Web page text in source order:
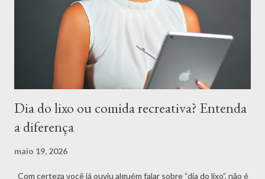
Sentir fome é normal. O problema é quando essa fome aparece o
tempo todo, mesmo pouco tempo depois das refeições. Isso
pode acontecer quando a pessoa está comendo menos do que
precisa, pulando refeições ou fazendo escolhas que ...
Dia do lixo ou comida recreativa? Entenda
a diferença
maio 19, 2026
Com certeza você já ouviu alguém falar sobre “dia do lixo”, não é